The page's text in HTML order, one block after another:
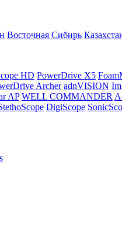
Восточная Сибирь
HD PowerDrive X5
Archer adnVISION
AP WELL COMMANDER
DigiScope